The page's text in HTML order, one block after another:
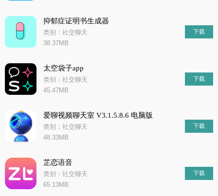
抑郁症证明书生成器
类别：社交聊天
38.37MB
下载
太空袋子app
类别：社交聊天
45.47MB
下载
爱聊视频聊天室 V3.1.5.8.6 电脑版
类别：社交聊天
48.33MB
下载
芷恋语音
类别：社交聊天
65.13MB
下载